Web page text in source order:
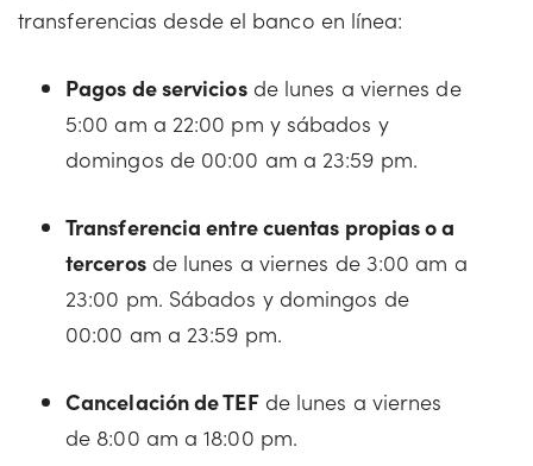
transferencias desde el banco en línea:
Pagos de serviciosde lunes a viernes de
5:00 am a 22:00 pm y sábados y
domingos de 00:00 am a 23:59 pm.
Transferencia entre cuentas propias o a
tercerosde lunes a viernes de 3:00 am a
23:00 pm. Sábados y domingos de
00:00 am a 23:59 pm.
Cancelación de TEFde lunes a viernes
de 8:00 am a 18:00 pm.